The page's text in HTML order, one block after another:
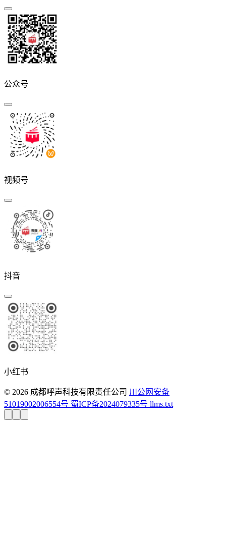
公众号
视频号
抖音
小红书
© 2026 成都呼声科技有限责任公司 川公网安备
51019002006554号 蜀ICP备2024079335号 llms.txt